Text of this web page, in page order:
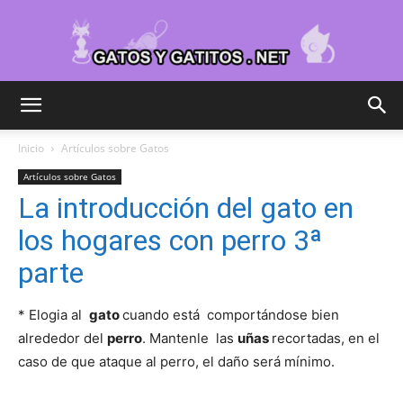
Inicio Artículos sobre Gatos
Artículos sobre Gatos
La introducción del gato en
los hogares con perro 3ª
parte
* Elogia al gatocuando está comportándose bien
alrededor del perro. Mantenle las uñas recortadas, en el
caso de que ataque al perro, el daño será mínimo.